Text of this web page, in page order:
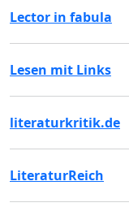
Lector in fabula
Lesen mit Links
literaturkritik.de
LiteraturReich